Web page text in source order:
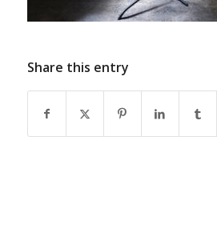
Share this entry